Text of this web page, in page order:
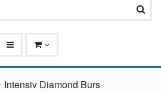
Intensiv Diamond Burs